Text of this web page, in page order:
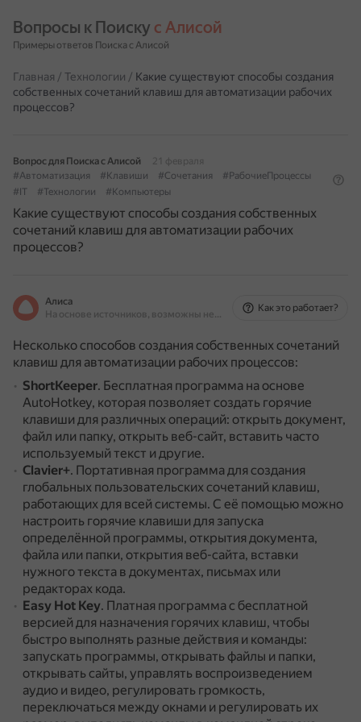
Вопросы к Поиску с Алисой
Примеры ответов Поиска с Алисой
Главная / Технологии / Какие существуют способы создания
собственных сочетаний клавиш для автоматизации рабочих
процессов?
Вопрос для Поиска с Алисой
21 февраля
#Автоматизация
#Клавиши #Сочетания
#РабочиеПроцессы
#IT
#Технологии #Компьютеры
Какие существуют способы создания собственных
сочетаний клавиш для автоматизации рабочих
процессов?
Алиса
На основе источников, возможны неточности
Как это работает?
Несколько способов создания собственных сочетаний
клавиш для автоматизации рабочих процессов:
ShortKeeper. Бесплатная программа на основе
AutoHotkey, которая позволяет создать горячие
клавиши для различных операций: открыть документ,
файл или папку, открыть веб-сайт, вставить часто
используемый текст и другие.
Clavier+. Портативная программа для создания
глобальных пользовательских сочетаний клавиш,
работающих для всей системы. С её помощью можно
настроить горячие клавиши для запуска
определённой программы, открытия документа,
файла или папки, открытия веб-сайта, вставки
нужного текста в документах, письмах или
редакторах кода.
Easy Hot Key. Платная программа с бесплатной
версией для назначения горячих клавиш, чтобы
быстро выполнять разные действия и команды:
запускать программы, открывать файлы и папки,
открывать сайты, управлять воспроизведением
аудио и видео, регулировать громкость,
переключаться между окнами и регулировать их